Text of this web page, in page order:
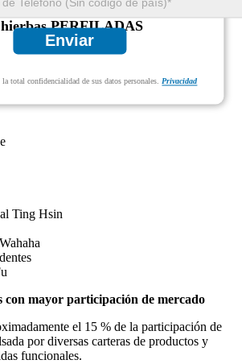
Enviar
la total confidencialidad de sus datos personales.Privacidad
CLAVE DEL Mercado de
hierbas PERFILADAS
Ting Hsin
con mayor participación de mercado
el 15 % de la participación de
por diversas carteras de productos y
funcionales.